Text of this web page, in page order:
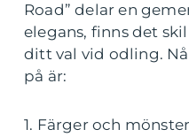
Road” delar en
elegans, finns det
ditt val vid odling.
på är:
1. Färger och